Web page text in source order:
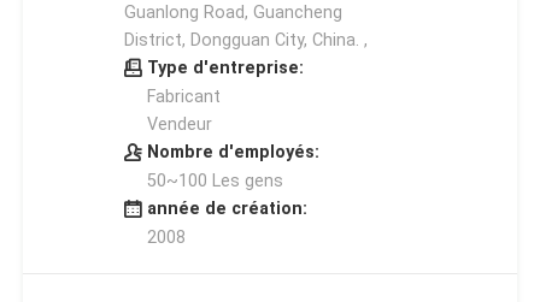
Guanlong Road, Guancheng
District, Dongguan City, China. ,
Type d'entreprise:
Fabricant
Vendeur
Nombre d'employés:
50~100 Les gens
année de création:
2008